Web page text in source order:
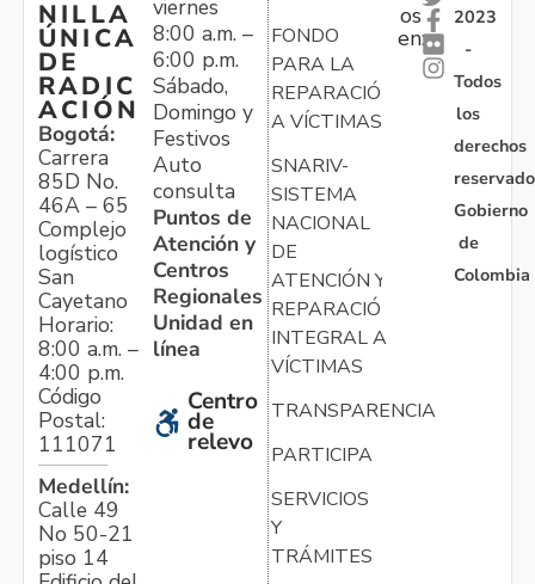
NILLA
ÚNICA
DE
RADIC
ACIÓN
Bogotá:
Carrera
85D No.
46A – 65
Complejo
logístico
San
Cayetano
Horario:
8:00 a.m. –
4:00 p.m.
Código
Postal:
111071
Medellín:
Calle 49
No 50-21
piso 14
viernes
8:00 a.m. –
6:00 p.m.
Sábado,
Domingo y
Festivos
Auto
consulta
Puntos de
Atención y
Centros
Regionales
Unidad en
línea
Centro
de
relevo
FONDO
PARA LA
REPARACIÓN
A VÍCTIMAS
SNARIV-
SISTEMA
NACIONAL
DE
ATENCIÓN Y
REPARACIÓN
INTEGRAL A
VÍCTIMAS
TRANSPARENCIA
PARTICIPA
SERVICIOS
Y
TRÁMITES
os
en:
2023
-
Todos
los
derechos
Gobierno
de
Colombia